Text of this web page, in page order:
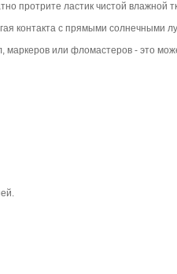
протрите ластик чистой влажной
контакта с прямыми солнечными
маркеров или фломастеров - это